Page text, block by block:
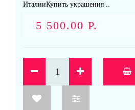
ИталииКупить украшения ..
5 500.00 Р.